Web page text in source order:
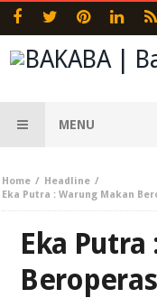
MENU
Home
Headline
Eka Putra : Warung Makan
Eka